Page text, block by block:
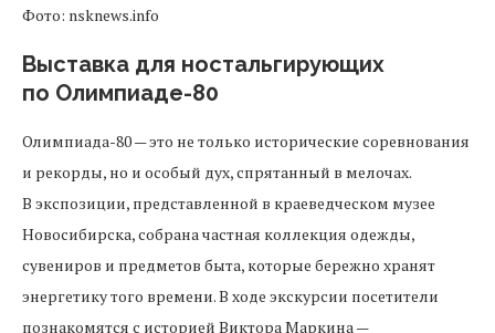
Фото: nsknews.info
Выставка для ностальгирующих
по Олимпиаде-80
Олимпиада-80 — это не только исторические соревнования
и рекорды, но и особый дух, спрятанный в мелочах.
В экспозиции, представленной в краеведческом музее
Новосибирска, собрана частная коллекция одежды,
сувениров и предметов быта, которые бережно хранят
энергетику того времени. В ходе экскурсии посетители
познакомятся с историей Виктора Маркина —